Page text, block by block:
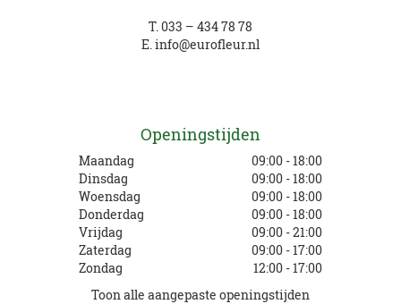
T.033 – 434 78 78
E.info@eurofleur.nl
Openingstijden
Maandag
09:00 - 18:00
Dinsdag
09:00 - 18:00
Woensdag
09:00 - 18:00
Donderdag
09:00 - 18:00
Vrijdag
09:00 - 21:00
Zaterdag
09:00 - 17:00
Zondag
12:00 - 17:00
Toon alle aangepaste openingstijden